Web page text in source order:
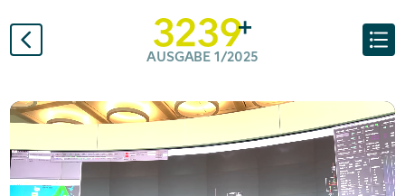
AUSGABE 1/2025